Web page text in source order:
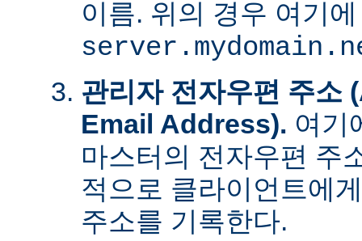
이름. 위의 경우 여기에
관리자 전자우편 주
Email Address). 여기
마스터의 전자우편 주
적으로 클라이언트에
주소를 기록한다.